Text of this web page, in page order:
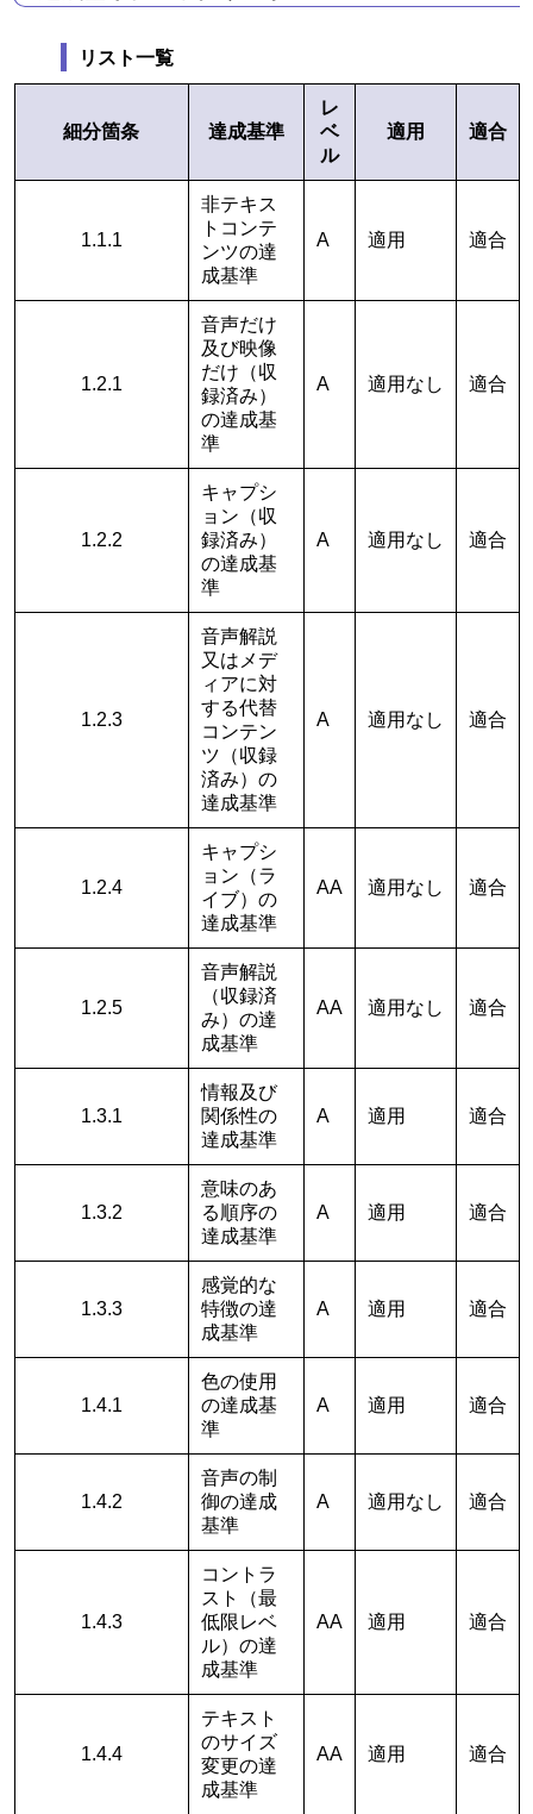
リスト一覧
細分箇条 達成基準
レ
ベ
ル
適用 適合
1.1.1
非テキス
トコンテ
ンツの達
成基準
A 適用 適合
1.2.1
音声だけ
及び映像
だけ（収
録済み）
の達成基
準
A 適用なし 適合
1.2.2
キャプシ
ョン（収
録済み）
の達成基
準
A 適用なし 適合
1.2.3
音声解説
又はメデ
ィアに対
する代替
コンテン
ツ（収録
済み）の
達成基準
A 適用なし 適合
1.2.4
キャプシ
ョン（ラ
イブ）の
達成基準
AA 適用なし 適合
1.2.5
音声解説
（収録済
み）の達
成基準
AA 適用なし 適合
1.3.1
情報及び
関係性の
達成基準
A 適用 適合
1.3.2
意味のあ
る順序の
達成基準
A 適用 適合
1.3.3
感覚的な
特徴の達
成基準
A 適用 適合
1.4.1
色の使用
の達成基
準
A 適用 適合
1.4.2
音声の制
御の達成
基準
A 適用なし 適合
1.4.3
コントラ
スト（最
低限レベ
ル）の達
成基準
AA 適用 適合
1.4.4
テキスト
のサイズ
変更の達
成基準
AA 適用 適合